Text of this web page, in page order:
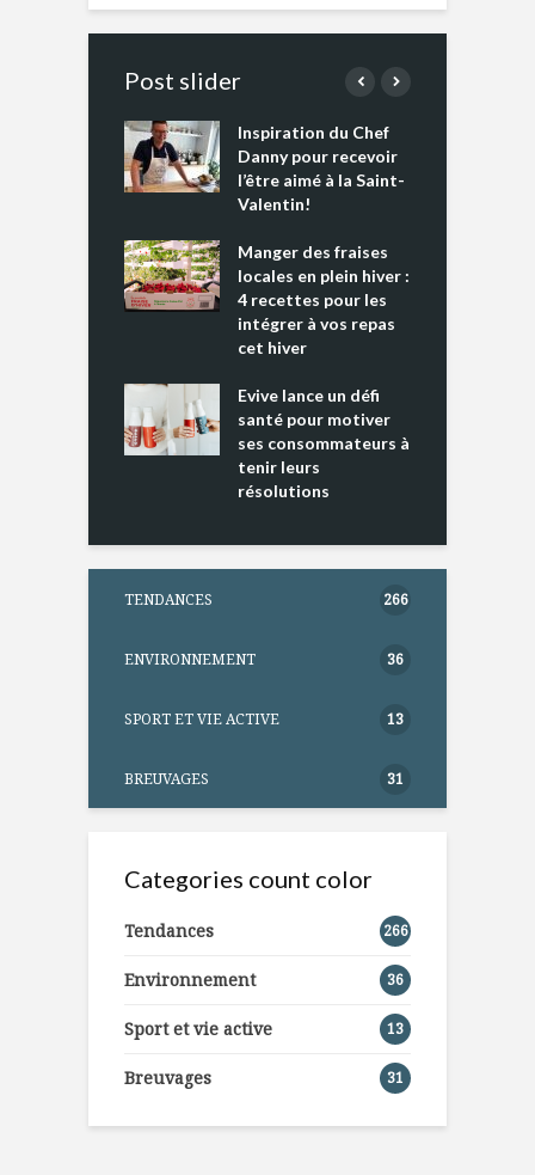
Post slider
Inspiration du Chef
Danny pour recevoir
l’être aimé à la Saint-
Valentin!
Manger des fraises
locales en plein hiver :
4 recettes pour les
intégrer à vos repas
cet hiver
Evive lance un défi
santé pour motiver
ses consommateurs à
tenir leurs
résolutions
TENDANCES 266
ENVIRONNEMENT 36
SPORT ET VIE ACTIVE 13
BREUVAGES 31
Categories count color
Tendances 266
Environnement 36
Sport et vie active 13
Breuvages 31